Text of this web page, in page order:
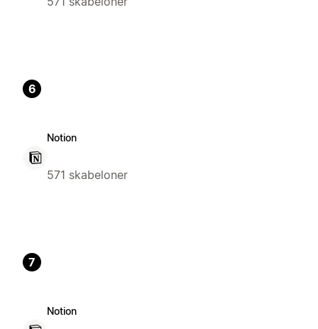
6
Notion
571 skabeloner
7
Notion